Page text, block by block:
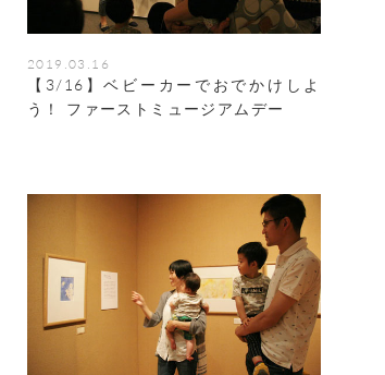
2019.03.16
【3/16】ベビーカーでおでかけしよ
う！ ファーストミュージアムデー